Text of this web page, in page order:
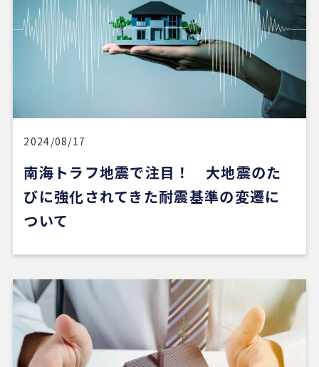
他の不動産会社にも行きましたが、こちらの希望に
寄り添うというより、不動産会社側が売りたい物件
を勧められているように感じることもありました。
その点、REDSは自分で見つけた物件を軸に進めや
すいのがよかったです。
一方で、自分が望む物件像がまだ明確でない人や、
うまく検索できない人にとっては、REDSだけで良
い物件に出会うのは少し難しいかもしれません。
ただ、そういう場合でも、結局は良い不動産会社や
くいと思います。
安い買い物ではないので、まずは自分でもいろいろ
ってから動くのが大切だと感じました。
担当の山崎一さん対応がスムーズで、とても安心感
がありました。こちらが気になることや質問にも毎
回正確に答えていただけただけでなく、自分では気
づいていなかった点まで補足して教えてくださり、
終始安心してお任せできました。
2024/08/17
南海トラフ地震で注目！ 大地震のた
びに強化されてきた耐震基準の変遷に
ついて